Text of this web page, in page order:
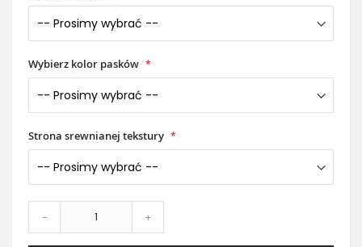
Wybierz kolor pasków
Strona srewnianej tekstury
- +